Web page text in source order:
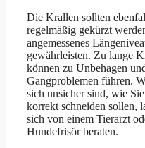
Die Krallen sollten
regelmäßig gekürzt
angemessenes
gewährleisten. Zu lange
können zu Unbehagen
Gangproblemen führen.
sich unsicher sind, wie
korrekt schneiden sollen,
sich von einem Tierarzt
Hundefrisör beraten.